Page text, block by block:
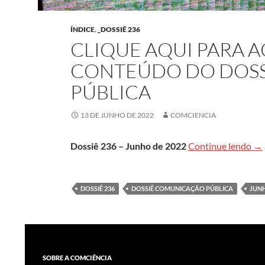
ÍNDICE, _DOSSIÊ 236
CLIQUE AQUI PARA
CONTEÚDO DO
PÚBLICA
13 DE JUNHO DE 2022 COMCIENCIA
Dossiê 236 – Junho de 2022Continue lendo →
DOSSIÊ 236 DOSSIÊ COMUNICAÇÃO PÚBLICA
SOBRE A COMCIÊNCIA